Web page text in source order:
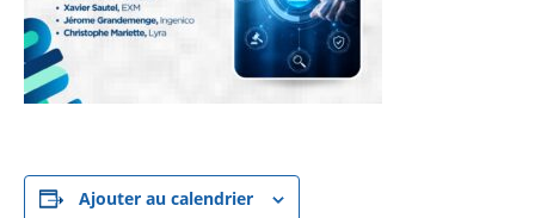
Ajouter au calendrier